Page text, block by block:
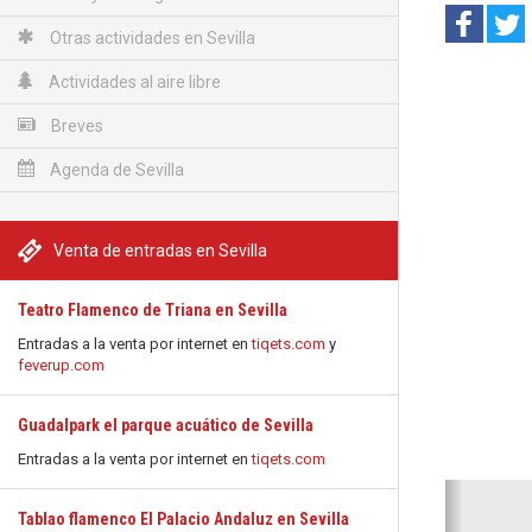
Otras actividades en Sevilla
Actividades al aire libre
Breves
Agenda de Sevilla
Venta de entradas en Sevilla
Teatro Flamenco de Triana en Sevilla
Entradas a la venta por internet entiqets.com y
feverup.com
Guadalpark el parque acuático de Sevilla
Entradas a la venta por internet entiqets.com
Tablao flamenco El Palacio Andaluz en Sevilla